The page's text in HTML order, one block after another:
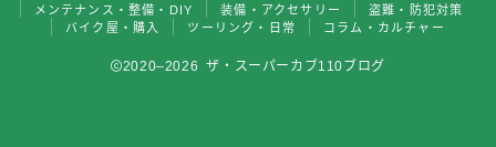
メンテナンス・整備・DIY
装備・アクセサリー
盗難・防犯対策
バイク屋・購入
ツーリング・日常 コラム・カルチャー
2020–2026 ザ・スーパーカブ110ブログ